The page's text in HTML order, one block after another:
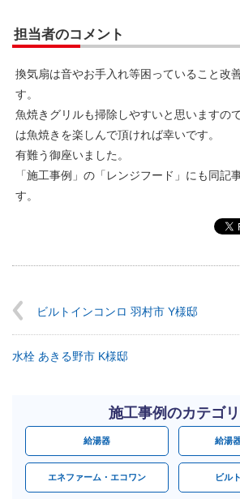
担当者のコメント
換気扇は音やお手入れ等困っていること改
す。
魚焼きグリルも掃除しやすいと思いますの
は魚焼きを楽しんで頂ければ幸いです。
有難う御座いました。
「施工事例」の「レンジフード」にも同記
す。
ビルトインコンロ 羽村市 Y様邸
水栓 あきる野市 K様邸
施工事例のカテゴ
給湯器 給湯
エネファーム・エコワン ビル